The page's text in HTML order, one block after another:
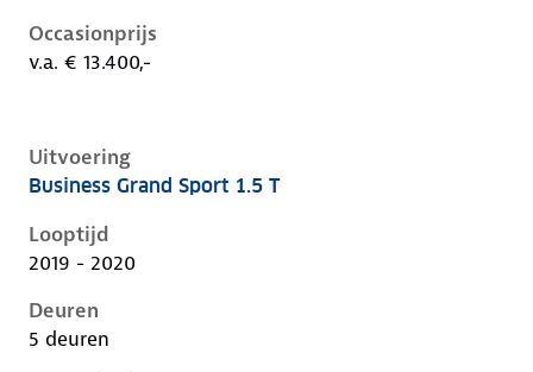
Occasionprijs
v.a. € 13.400,-
Uitvoering
Opel Insignia b, grand sport 1.5 t, 103 kW, Benzine, 5
Business Grand Sport 1.5 T
Looptijd
2019 - 2020
Deuren
5 deuren